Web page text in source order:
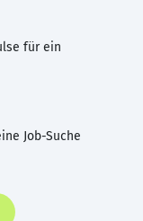
für ein
Job-Suche